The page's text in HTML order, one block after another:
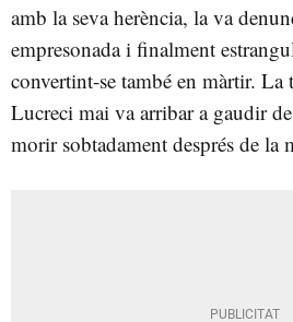
amb la seva herència, la va
empresonada i finalment
convertint-se també en màrtir. La
Lucreci mai va arribar a gaudir
morir sobtadament després de la